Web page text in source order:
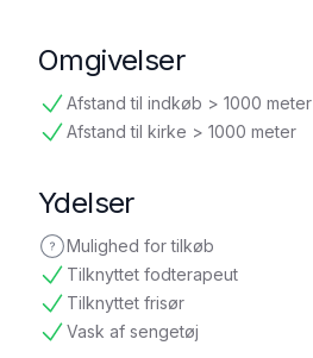
Omgivelser
Afstand til indkøb > 1000 meter
tilgængelig
Afstand til kirke > 1000 meter
tilgængelig
Ydelser
Mulighed for tilkøb
ikke oplyst
Tilknyttet fodterapeut
tilgængelig
Tilknyttet frisør
tilgængelig
Vask af sengetøj
tilgængelig